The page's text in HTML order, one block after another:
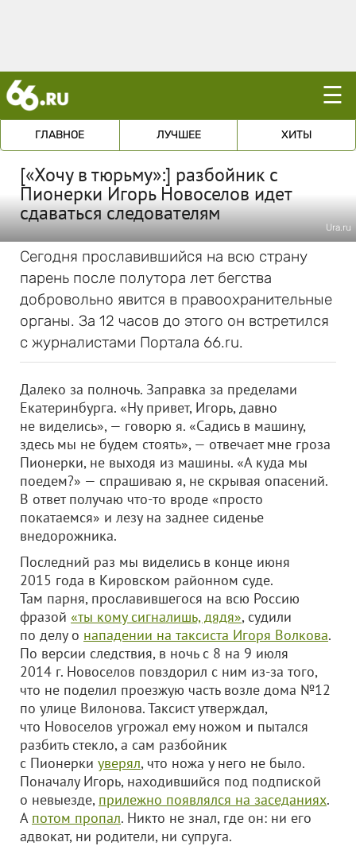
☰
ГЛАВНОЕ ЛУЧШЕЕ ХИТЫ
[«Хочу в тюрьму»:] разбойник с
Пионерки Игорь Новоселов идет
сдаваться следователям
Ura.ru
Сегодня прославившийся на всю страну
парень после полутора лет бегства
добровольно явится в правоохранительные
органы. За 12 часов до этого он встретился
с журналистами Портала 66.ru.
Далеко за полночь. Заправка за пределами
Екатеринбурга. «Ну привет, Игорь, давно
не виделись», — говорю я. «Садись в машину,
здесь мы не будем стоять», — отвечает мне гроза
Пионерки, не выходя из машины. «А куда мы
поедем?» — спрашиваю я, не скрывая опасений.
В ответ получаю что-то вроде «просто
покатаемся» и лезу на заднее сиденье
внедорожника.
Последний раз мы виделись в конце июня
2015 года в Кировском районном суде.
Там парня, прославившегося на всю Россию
фразой «ты кому сигналишь, дядя», судили
по делу о нападении на таксиста Игоря Волкова.
По версии следствия, в ночь с 8 на 9 июля
2014 г. Новоселов повздорил с ним из-за того,
что не поделил проезжую часть возле дома №12
по улице Вилонова. Таксист утверждал,
что Новоселов угрожал ему ножом и пытался
разбить стекло, а сам разбойник
с Пионерки уверял, что ножа у него не было.
Поначалу Игорь, находившийся под подпиской
о невыезде, прилежно появлялся на заседаниях.
А потом пропал. Никто не знал, где он: ни его
адвокат, ни родители, ни супруга.